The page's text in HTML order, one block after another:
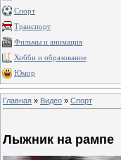
Спорт
Транспорт
Фильмы и анимация
Хобби и образование
Юмор
Главная » Видео » Спорт
Лыжник на рампе